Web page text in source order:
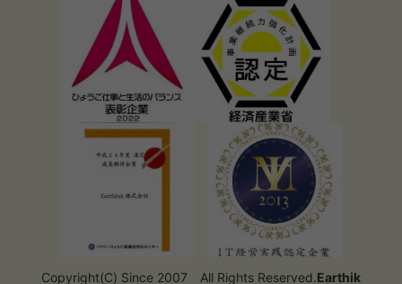
Copyright(C) Since 2007 All Rights Reserved.Earthik